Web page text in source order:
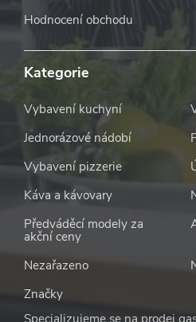
Hodnocení obchodu
Kategorie
Vybavení kuchyní
Jednorázové nádobí
Vybavení pizzerie
Káva a kávovary
Předváděcí modely za
akční ceny
Nezařazeno
Značky
Specializujeme se na prodej